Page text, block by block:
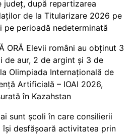
județ, după repartizarea
de la Titularizare 2026 pe
pe perioadă nedeterminată
ORĂ Elevii români au obținut 3
de aur, 2 de argint și 3 de
Olimpiada Internațională de
Artificială – IOAI 2026,
în Kazahstan
sunt școli în care consilierii
își desfășoară activitatea prin